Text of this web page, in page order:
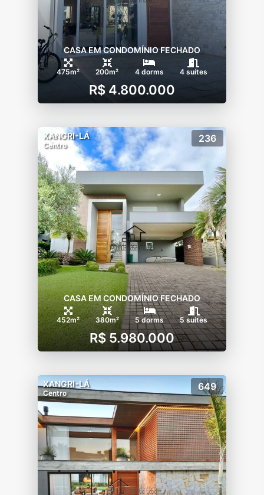
CASA EM CONDOMÍNIO FECHADO
475m² 200m² 4 dorms 4 suítes
R$ 4.800.000
XANGRI-LÁ
Centro
236
CASA EM CONDOMÍNIO FECHADO
452m² 380m² 5 dorms 5 suítes
R$ 5.980.000
XANGRI-LÁ
Centro
649